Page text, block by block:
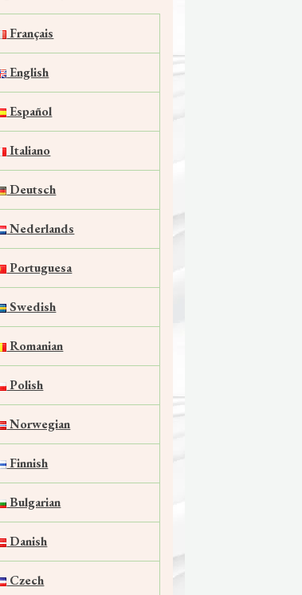
Français
English
Español
Italiano
Deutsch
Nederlands
Portuguesa
Swedish
Romanian
Polish
Norwegian
Finnish
Bulgarian
Danish
Czech